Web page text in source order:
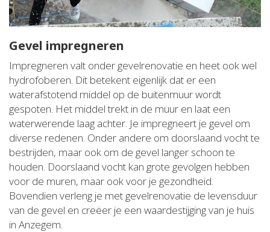
Gevel impregneren
Impregneren valt onder gevelrenovatie en heet ook wel
hydrofoberen. Dit betekent eigenlijk dat er een
waterafstotend middel op de buitenmuur wordt
gespoten. Het middel trekt in de muur en laat een
waterwerende laag achter. Je impregneert je gevel om
diverse redenen. Onder andere om doorslaand vocht te
bestrijden, maar ook om de gevel langer schoon te
houden. Doorslaand vocht kan grote gevolgen hebben
voor de muren, maar ook voor je gezondheid.
Bovendien verleng je met gevelrenovatie de levensduur
van de gevel en creëer je een waardestijging van je huis
in Anzegem.